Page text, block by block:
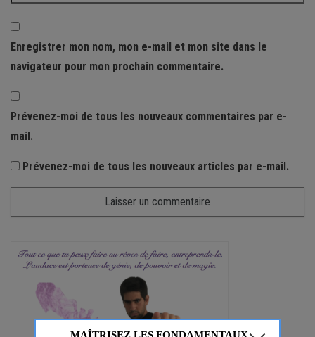
Enregistrer mon nom, mon e-mail et mon site dans le
navigateur pour mon prochain commentaire.
Prévenez-moi de tous les nouveaux commentaires par e-
mail.
Prévenez-moi de tous les nouveaux articles par e-mail.